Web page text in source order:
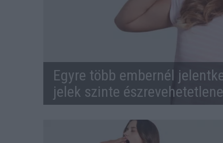
Egyre több embernél
jelek szinte